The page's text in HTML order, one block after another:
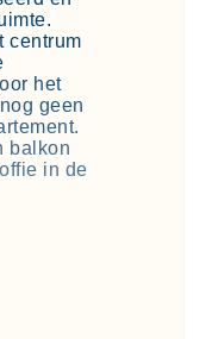
centrum
het
geen
balkon
in de